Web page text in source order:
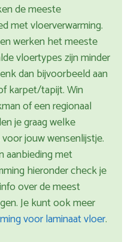
de meeste
met vloerverwarming.
werken het meeste
vloertypes zijn minder
dan bijvoorbeeld aan
karpet/tapijt. Win
of een regionaal
je graag welke
jouw wensenlijstje.
aanbieding met
hieronder check je
over de meest
Je kunt ook meer
voor laminaat vloer.